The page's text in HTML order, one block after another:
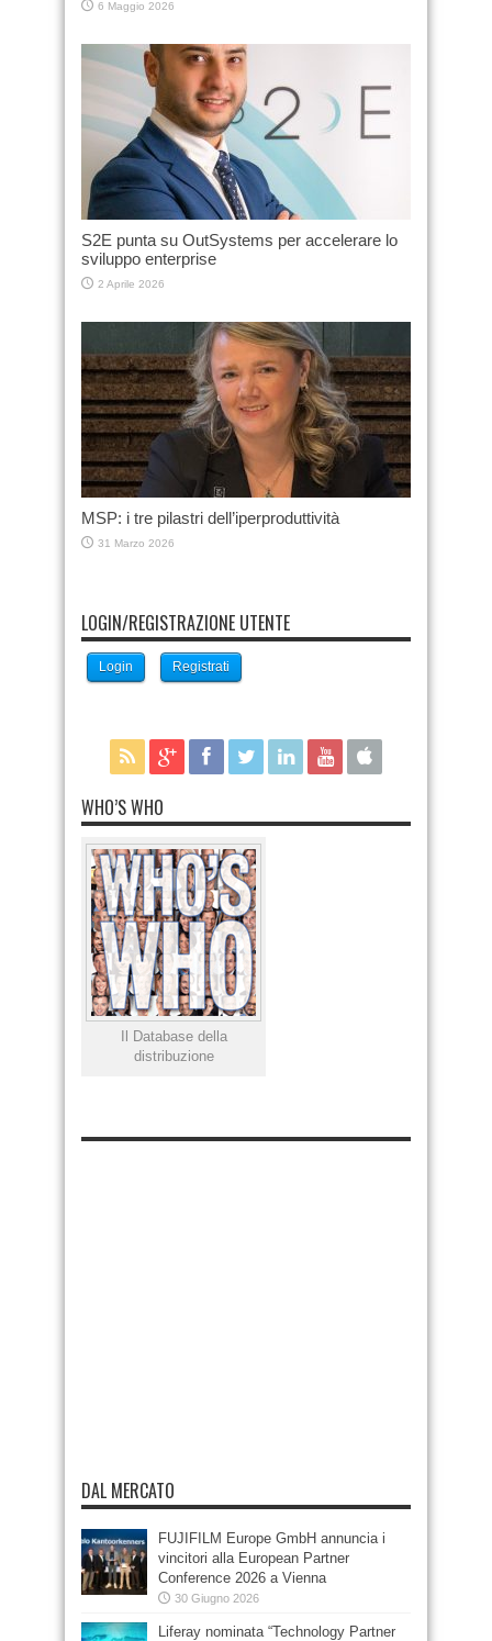
6 Maggio 2026
S2E punta su OutSystems per accelerare lo
sviluppo enterprise
2 Aprile 2026
MSP: i tre pilastri dell’iperproduttività
31 Marzo 2026
LOGIN/REGISTRAZIONE UTENTE
Login Registrati
WHO’S WHO
Il Database della
distribuzione
DAL MERCATO
FUJIFILM Europe GmbH annuncia i
vincitori alla European Partner
Conference 2026 a Vienna
30 Giugno 2026
Liferay nominata “Technology Partner